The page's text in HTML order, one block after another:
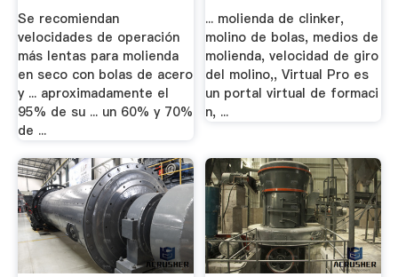
Se recomiendan
velocidades de operación
más lentas para molienda
en seco con bolas de acero
y ... aproximadamente el
95% de su ... un 60% y 70%
de ...
... molienda de clinker,
molino de bolas, medios de
molienda, velocidad de giro
del molino,, Virtual Pro es
un portal virtual de formaci
n, ...